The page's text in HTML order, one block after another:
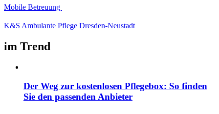
Mobile Betreuung
K&S Ambulante Pflege Dresden-Neustadt
im Trend
Der Weg zur kostenlosen Pflegebox: So finden
Sie den passenden Anbieter